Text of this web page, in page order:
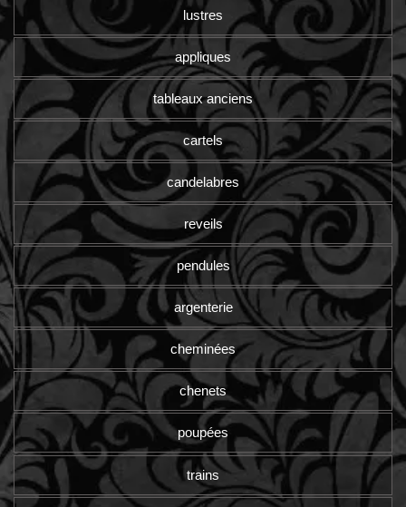
lustres
appliques
tableaux anciens
cartels
candelabres
reveils
pendules
argenterie
cheminées
chenets
poupées
trains